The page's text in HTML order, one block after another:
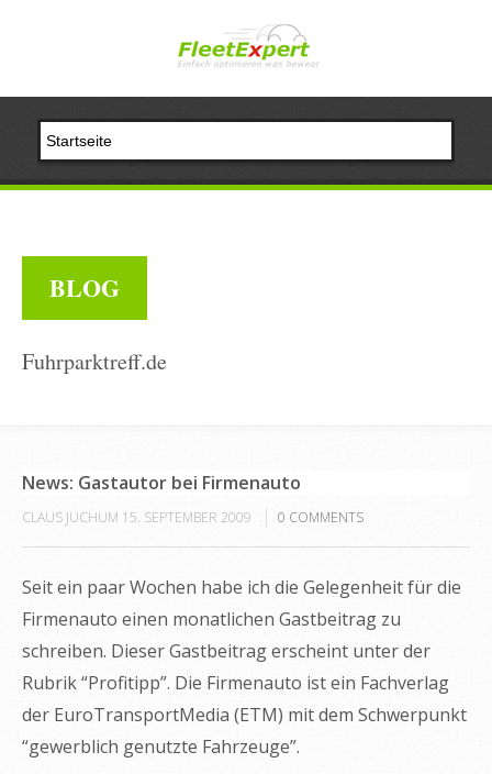
BLOG
Fuhrparktreff.de
News: Gastautor bei Firmenauto
CLAUS JUCHUM 15. SEPTEMBER 2009 0 COMMENTS
Seit ein paar Wochen habe ich die Gelegenheit für die
Firmenauto einen monatlichen Gastbeitrag zu
schreiben. Dieser Gastbeitrag erscheint unter der
Rubrik “Profitipp”. Die Firmenauto ist ein Fachverlag
der EuroTransportMedia (ETM) mit dem Schwerpunkt
“gewerblich genutzte Fahrzeuge”.